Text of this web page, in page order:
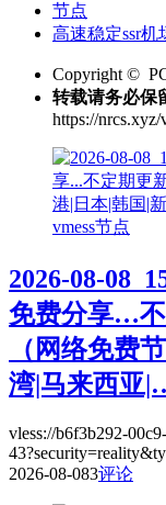
节点
高速稳定ssr机
Copyright ©
转载请务必保
https://
vmess节点
2026-08-
免费分享…
（网络免费
湾|马来西亚
vless://b6f3b292-
2026-08-083评论